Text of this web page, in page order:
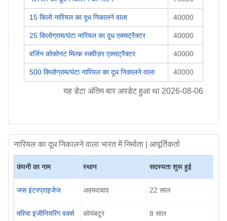
15 किलो नारियल का दूध निकालने वाला 40000
25 किलोग्राम/घंटा नारियल का दूध एक्सट्रैक्टर 40000
वर्जिन कोकोनट मिल्क स्क्वीज़र एक्सट्रैक्टर 40000
500 किलोग्राम/घंटा नारियल का दूध निकालने वाला 40000
यह डेटा अंतिम बार अपडेट हुआ था 2026-08-06
नारियल का दूध निकालने वाला भारत में निर्माता | आपूर्तिकर्ता
कंपनी का नाम स्थान सदस्यता शुरू हुई
जस इंटरप्राइजेज अहमदाबाद 22 साल
मरिया इंजीनियरिंग वर्क्स कोयंबटूर 8 साल